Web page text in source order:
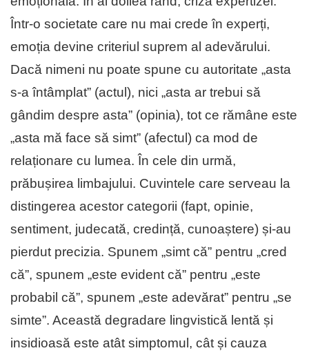
Într-o societate care nu mai crede în experți,
emoția devine criteriul suprem al adevărului.
Dacă nimeni nu poate spune cu autoritate „asta
s-a întâmplat” (actul), nici „asta ar trebui să
gândim despre asta” (opinia), tot ce rămâne este
„asta mă face să simt” (afectul) ca mod de
relaționare cu lumea. În cele din urmă,
prăbușirea limbajului. Cuvintele care serveau la
distingerea acestor categorii (fapt, opinie,
sentiment, judecată, credință, cunoaștere) și-au
pierdut precizia. Spunem „simt că” pentru „cred
că”, spunem „este evident că” pentru „este
probabil că”, spunem „este adevărat” pentru „se
simte”. Această degradare lingvistică lentă și
insidioasă este atât simptomul, cât și cauza